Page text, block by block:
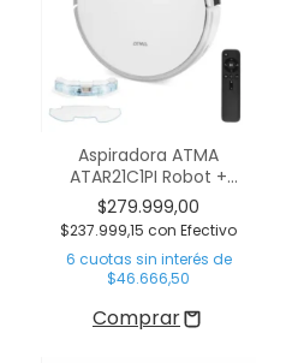
Aspiradora ATMA
ATAR21C1PI Robot +
Trapeador Blanca
$279.999,00
$237.999,15 con Efectivo
6 cuotas sin interés de
$46.666,50